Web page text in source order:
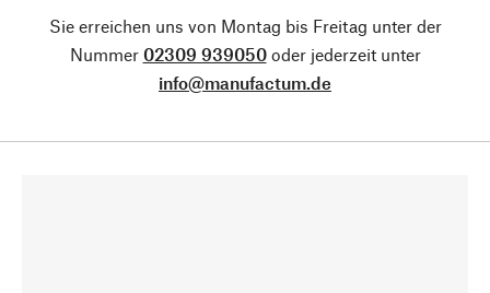
Sie erreichen uns von Montag bis Freitag unter der
Nummer 02309 939050oder jederzeit unter
info@manufactum.de